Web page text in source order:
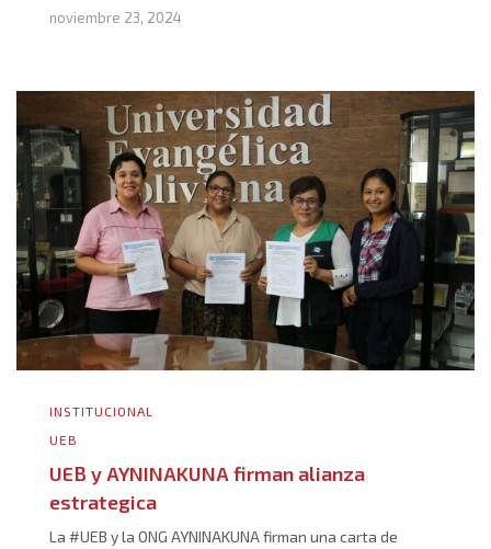
noviembre 23, 2024
INSTITUCIONAL
UEB
UEB y AYNINAKUNA firman alianza
estrategica
La #UEB y la ONG AYNINAKUNA firman una carta de